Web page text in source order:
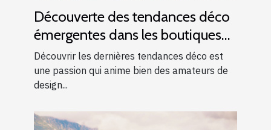
Découverte des tendances déco
émergentes dans les boutiques
locales
Découvrir les dernières tendances déco est
une passion qui anime bien des amateurs de
design...